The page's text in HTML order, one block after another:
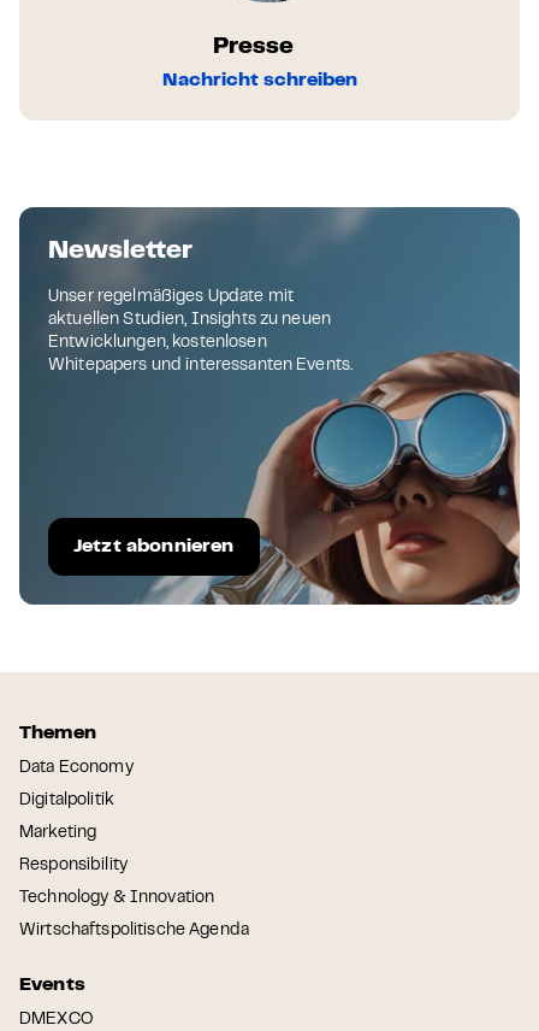
Presse
Nachricht schreiben
Newsletter
Unser regelmäßiges Update mit
aktuellen Studien, Insights zu neuen
Entwicklungen, kostenlosen
Whitepapers und interessanten Events.
Jetzt abonnieren
Themen
Data Economy
Digitalpolitik
Marketing
Responsibility
Technology & Innovation
Wirtschaftspolitische Agenda
Events
DMEXCO